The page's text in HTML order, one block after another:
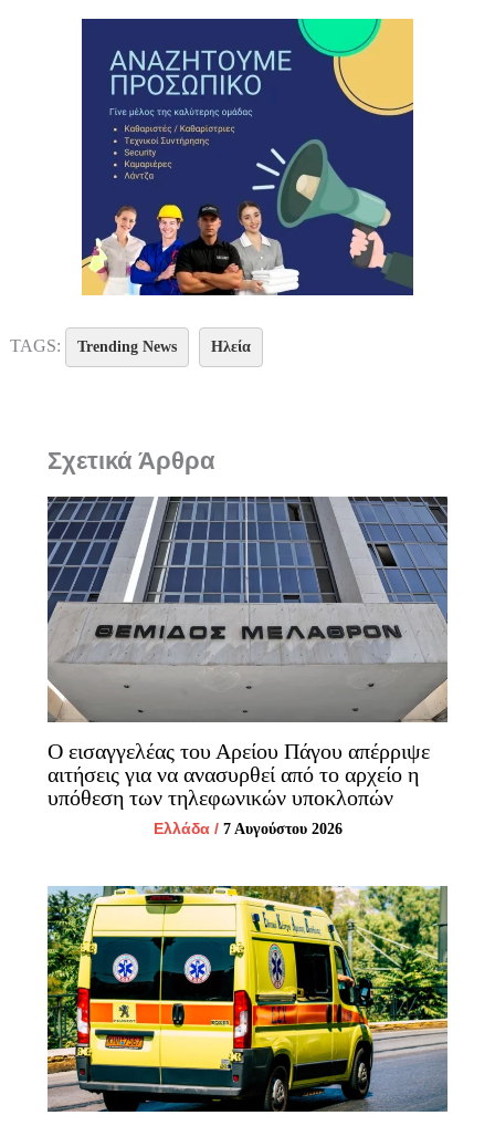
TAGS: Trending News Ηλεία
Σχετικά Άρθρα
Ο εισαγγελέας του Αρείου Πάγου απέρριψε
αιτήσεις για να ανασυρθεί από το αρχείο η
υπόθεση των τηλεφωνικών υποκλοπών
Ελλάδα/ 7 Αυγούστου 2026